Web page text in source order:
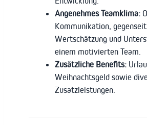
Angenehmes Teamklima:
Kommunikation,
Wertschätzung und
einem motivierten Team.
Zusätzliche Benefits:
Weihnachtsgeld sowie
Zusatzleistungen.